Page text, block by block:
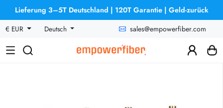
Lieferung 3–5T Deutschland | 120T Garantie | Geld-zurück
€ EUR
Deutsch sales@empowerfiber.com